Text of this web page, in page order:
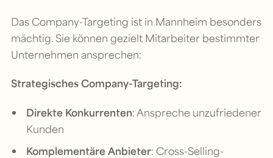
Das Company-Targeting ist in Mannheim besonders
mächtig. Sie können gezielt Mitarbeiter bestimmter
Unternehmen ansprechen:
Strategisches Company-Targeting:
Direkte Konkurrenten: Anspreche unzufriedener
Kunden
Komplementäre Anbieter: Cross-Selling-